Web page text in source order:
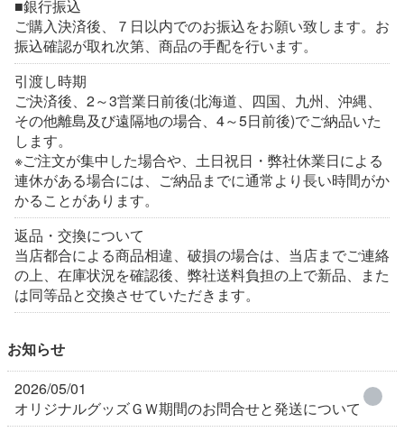
■銀行振込
ご購入決済後、７日以内でのお振込をお願い致します。お
振込確認が取れ次第、商品の手配を行います。
引渡し時期
ご決済後、2～3営業日前後(北海道、四国、九州、沖縄、
その他離島及び遠隔地の場合、4～5日前後)でご納品いた
します。
※ご注文が集中した場合や、土日祝日・弊社休業日による
連休がある場合には、ご納品までに通常より長い時間がか
かることがあります。
返品・交換について
当店都合による商品相違、破損の場合は、当店までご連絡
の上、在庫状況を確認後、弊社送料負担の上で新品、また
は同等品と交換させていただきます。
お知らせ
2026/05/01
オリジナルグッズＧＷ期間のお問合せと発送について